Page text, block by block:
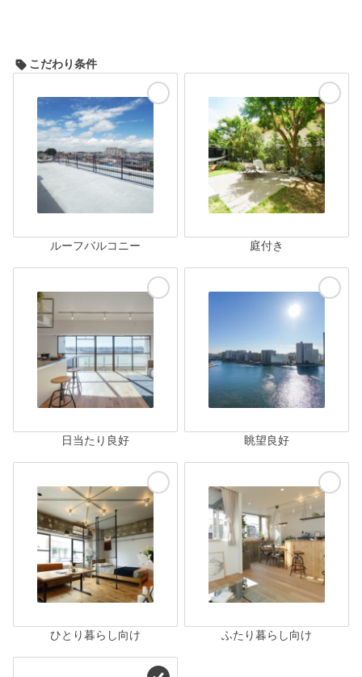
こだわり条件
ルーフバルコニー 庭付き
日当たり良好 眺望良好
ひとり暮らし向け ふたり暮らし向け